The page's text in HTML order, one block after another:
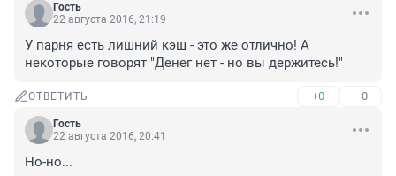
Гость
22 августа 2016, 21:19
У парня есть лишний кэш - это же отлично! А
некоторые говорят "Денег нет - но вы держитесь!"
ОТВЕТИТЬ +0 –0
Гость
22 августа 2016, 20:41
Но-но...